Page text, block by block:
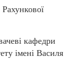
кафедри
імені Василя